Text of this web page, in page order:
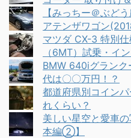
【みっちー＠ぶど
アテンザワゴン
マツダ CX-3 特別仕
（6MT）試乗・イ
BMW 640iグランク
代は〇〇万円！？
都道府県別コイン
れくらい？
美しい星空と愛車
本編②】